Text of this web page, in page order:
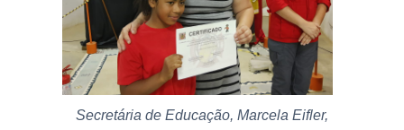
Secretária de Educação, Marcela Eifler,